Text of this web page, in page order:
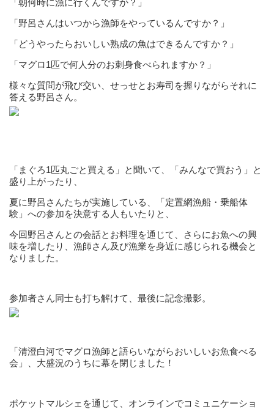
「朝何時に漁に行くんですか？」
「野呂さんはいつから漁師をやっているんですか？」
「どうやったらおいしい熟成の魚はできるんですか？」
「マグロ1匹で何人分のお刺身食べられますか？」
様々な質問が飛び交い、せっせとお寿司を握りながらそれに
答える野呂さん。
「まぐろ1匹丸ごと買える」と聞いて、「みんなで買おう」と
盛り上がったり、
夏に野呂さんたちが実施している、「定置網漁船・乗船体
験」への参加を決意する人もいたりと、
今回野呂さんとの会話とお料理を通じて、さらにお魚への興
味を増したり、漁師さん及び漁業を身近に感じられる機会と
なりました。
参加者さん同士も打ち解けて、最後に記念撮影。
「清澄白河でマグロ漁師と語らいながらおいしいお魚食べる
会」、大盛況のうちに幕を閉じました！
ポケットマルシェを通じて、オンラインでコミュニケーショ